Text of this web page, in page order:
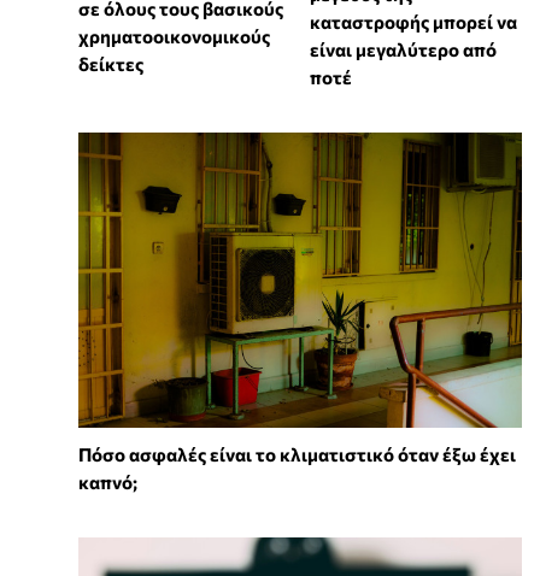
σε όλους τους βασικούς
χρηματοοικονομικούς
δείκτες
καταστροφής μπορεί να
είναι μεγαλύτερο από
ποτέ
Πόσο ασφαλές είναι το κλιματιστικό όταν έξω έχει
καπνό;